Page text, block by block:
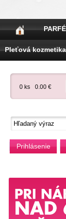
Pleťová kozmetika
0 ks 0.00 €
Prihlásenie